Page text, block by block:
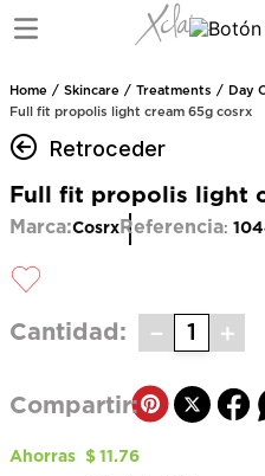
Skincare Treatments
Day
Full fit propolis light cream 65g cosrx
Retroceder
Full fit propolis light
Marca:Cosrx Referencia:
Cantidad ＋
－
Ahorras $ 11.76